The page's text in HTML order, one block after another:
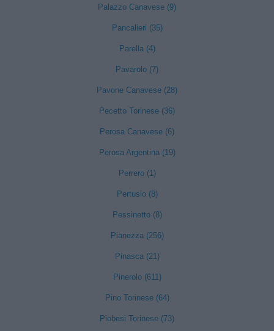
Palazzo Canavese (9)
Pancalieri (35)
Parella (4)
Pavarolo (7)
Pavone Canavese (28)
Pecetto Torinese (36)
Perosa Canavese (6)
Perosa Argentina (19)
Perrero (1)
Pertusio (8)
Pessinetto (8)
Pianezza (256)
Pinasca (21)
Pinerolo (611)
Pino Torinese (64)
Piobesi Torinese (73)